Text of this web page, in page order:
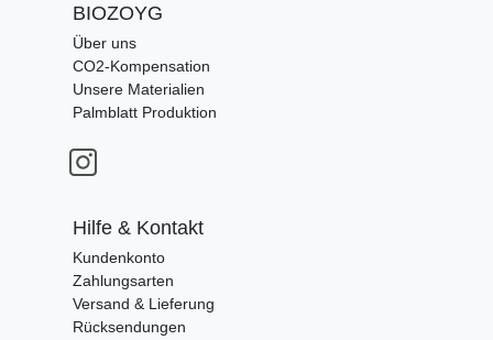
BIOZOYG
Über uns
CO2-Kompensation
Unsere Materialien
Palmblatt Produktion
Hilfe & Kontakt
Kundenkonto
Zahlungsarten
Versand & Lieferung
Rücksendungen